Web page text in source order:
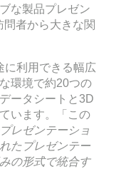
な製品プレゼン
者から大きな関
に利用できる幅広
環境で約20つの
ータシートと3D
います。「この
レゼンテーショ
たプレゼンテー
の形式で統合す